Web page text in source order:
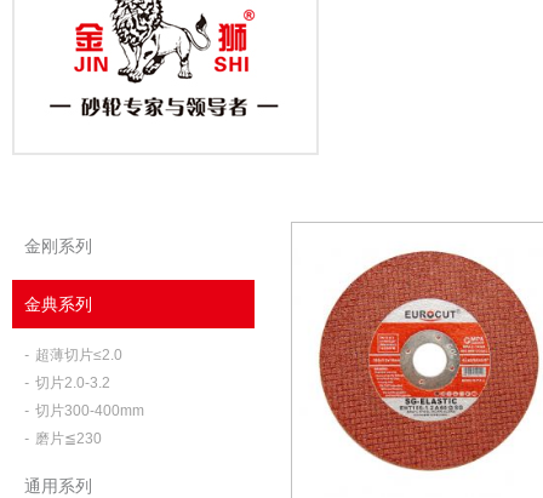
金刚系列
金典系列
- 超薄切片≤2.0
- 切片2.0-3.2
- 切片300-400mm
- 磨片≦230
通用系列